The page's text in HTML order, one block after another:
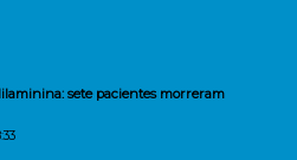
sete pacientes morreram